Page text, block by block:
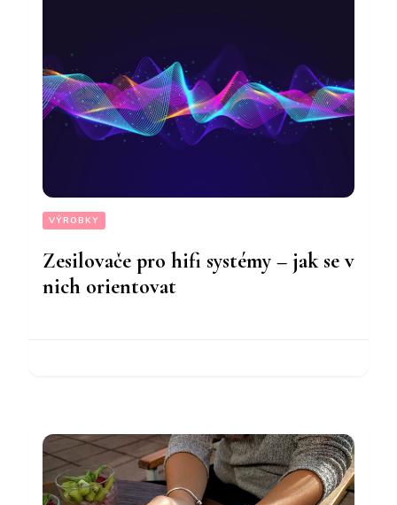
VÝROBKY
Zesilovače pro hifi systémy – jak se v
nich orientovat